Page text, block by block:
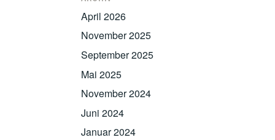
April 2026
November 2025
September 2025
Mai 2025
November 2024
Juni 2024
Januar 2024